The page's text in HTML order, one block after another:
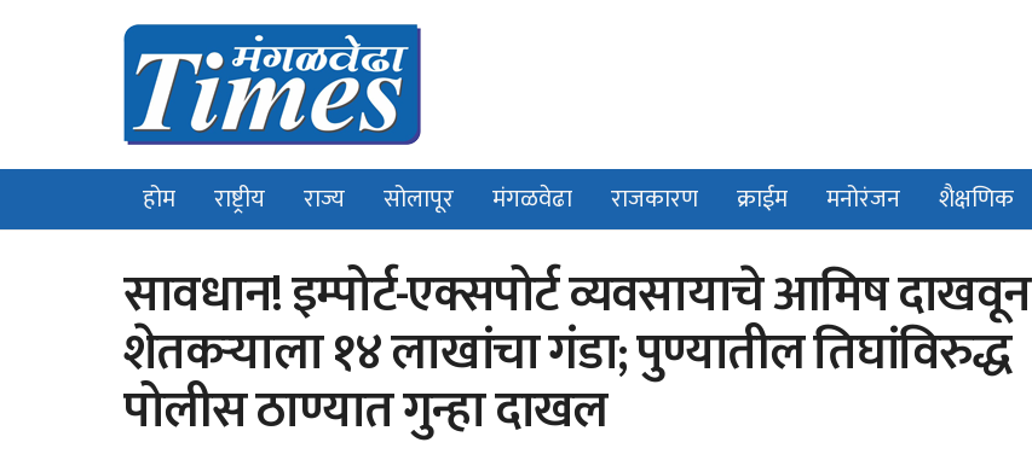
होम राष्ट्रीय राज्य सोलापूर मंगळवेढा राजकारण क्राईम मनोरंजन शैक्षणिक
सावधान! इम्पोर्ट-एक्सपोर्ट व्यवसायाचे आमिष दाखवून
शेतकऱ्याला १४ लाखांचा गंडा; पुण्यातील तिघांविरुद्ध
पोलीस ठाण्यात गुन्हा दाखल